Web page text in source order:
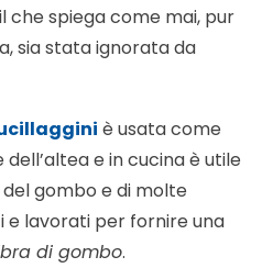
che spiega come mai, pur
sia stata ignorata da
è usata come
e in cucina è utile
gombo e di molte
lavorati per fornire una
di gombo.